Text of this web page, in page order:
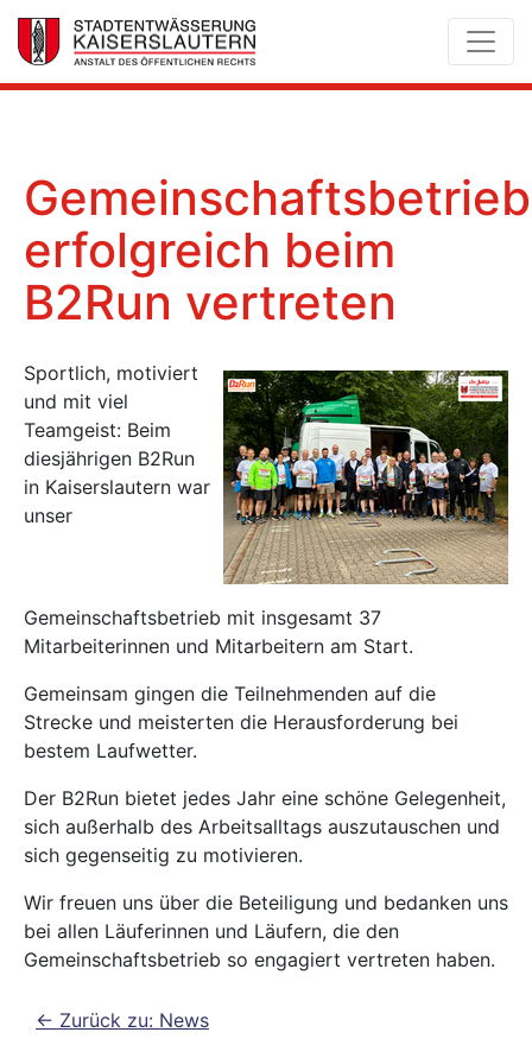
Gemeinschaftsbetrieb
erfolgreich beim
B2Run vertreten
Sportlich, motiviert
und mit viel
Teamgeist: Beim
diesjährigen B2Run
in Kaiserslautern war
unser
Gemeinschaftsbetrieb mit insgesamt 37
Mitarbeiterinnen und Mitarbeitern am Start.
Gemeinsam gingen die Teilnehmenden auf die
Strecke und meisterten die Herausforderung bei
bestem Laufwetter.
Der B2Run bietet jedes Jahr eine schöne Gelegenheit,
sich außerhalb des Arbeitsalltags auszutauschen und
sich gegenseitig zu motivieren.
Wir freuen uns über die Beteiligung und bedanken uns
bei allen Läuferinnen und Läufern, die den
Gemeinschaftsbetrieb so engagiert vertreten haben.
<- Zurück zu: News